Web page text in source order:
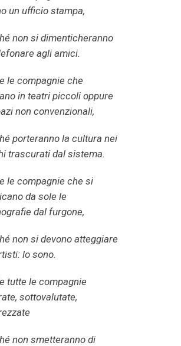
un ufficio stampa,
non si dimenticheranno
agli amici.
le compagnie che
in teatri piccoli oppure
non convenzionali,
porteranno la cultura nei
trascurati dal sistema.
le compagnie che si
da sole le
dal furgone,
non si devono atteggiare
lo sono.
tutte le compagnie
sottovalutate,
non smetteranno di